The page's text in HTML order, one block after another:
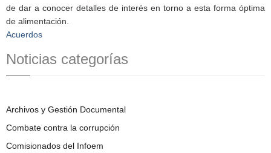
de dar a conocer detalles de interés en torno a esta forma óptima
de alimentación.
Acuerdos
Noticias categorías
Archivos y Gestión Documental
Combate contra la corrupción
Comisionados del Infoem